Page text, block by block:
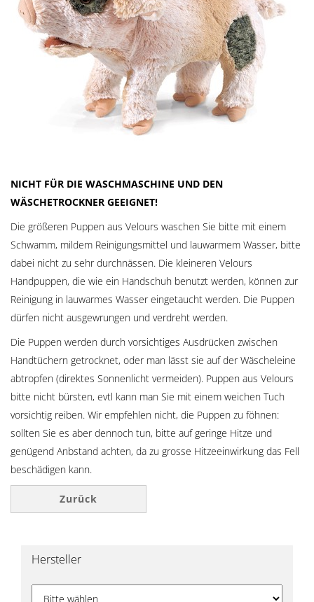
NICHT FÜR DIE WASCHMASCHINE UND DEN
WÄSCHETROCKNER GEEIGNET!
Die größeren Puppen aus Velours waschen Sie bitte mit einem
Schwamm, mildem Reinigungsmittel und lauwarmem Wasser, bitte
dabei nicht zu sehr durchnässen. Die kleineren Velours
Handpuppen, die wie ein Handschuh benutzt werden, können zur
Reinigung in lauwarmes Wasser eingetaucht werden. Die Puppen
dürfen nicht ausgewrungen und verdreht werden.
Die Puppen werden durch vorsichtiges Ausdrücken zwischen
Handtüchern getrocknet, oder man lässt sie auf der Wäscheleine
abtropfen (direktes Sonnenlicht vermeiden). Puppen aus Velours
bitte nicht bürsten, evtl kann man Sie mit einem weichen Tuch
vorsichtig reiben. Wir empfehlen nicht, die Puppen zu föhnen:
sollten Sie es aber dennoch tun, bitte auf geringe Hitze und
genügend Anbstand achten, da zu grosse Hitzeeinwirkung das Fell
beschädigen kann.
Zurück
Hersteller